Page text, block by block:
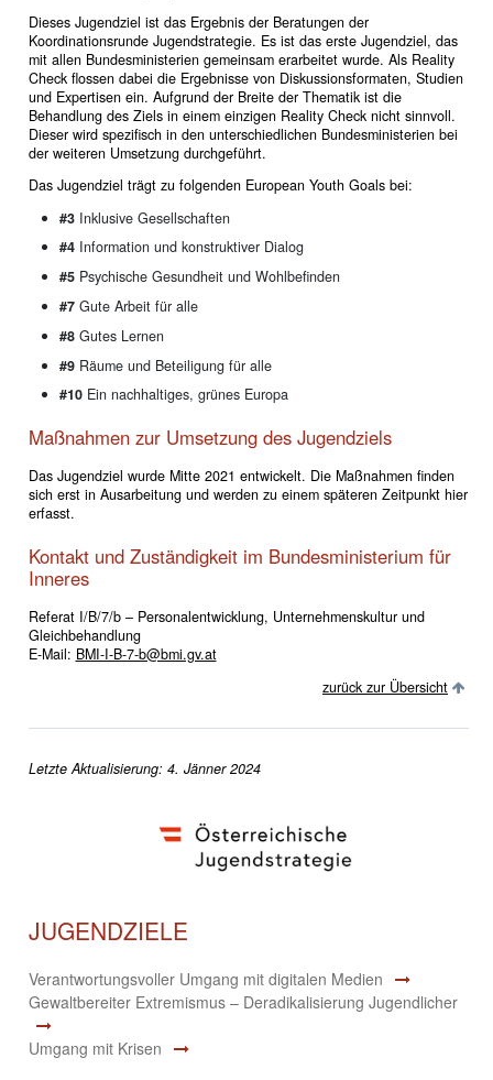
Dieses Jugendziel ist das Ergebnis der Beratungen der
Koordinationsrunde Jugendstrategie. Es ist das erste Jugendziel, das
mit allen Bundesministerien gemeinsam erarbeitet wurde. Als Reality
Check flossen dabei die Ergebnisse von Diskussionsformaten, Studien
und Expertisen ein. Aufgrund der Breite der Thematik ist die
Behandlung des Ziels in einem einzigen Reality Check nicht sinnvoll.
Dieser wird spezifisch in den unterschiedlichen Bundesministerien bei
der weiteren Umsetzung durchgeführt.
Das Jugendziel trägt zu folgenden European Youth Goals bei:
#3Inklusive Gesellschaften
#4Information und konstruktiver Dialog
#5Psychische Gesundheit und Wohlbefinden
#7Gute Arbeit für alle
#8Gutes Lernen
#9Räume und Beteiligung für alle
#10Ein nachhaltiges, grünes Europa
Maßnahmen zur Umsetzung des Jugendziels
Das Jugendziel wurde Mitte 2021 entwickelt. Die Maßnahmen finden
sich erst in Ausarbeitung und werden zu einem späteren Zeitpunkt hier
erfasst.
Kontakt und Zuständigkeit im Bundesministerium für
Inneres
Referat I/B/7/b – Personalentwicklung, Unternehmenskultur und
Gleichbehandlung
E-Mail: BMI-I-B-7-b@bmi.gv.at
zurück zur Übersicht
Letzte Aktualisierung: 4. Jänner 2024
JUGENDZIELE
Verantwortungsvoller Umgang mit digitalen Medien
Gewaltbereiter Extremismus – Deradikalisierung Jugendlicher
Umgang mit Krisen